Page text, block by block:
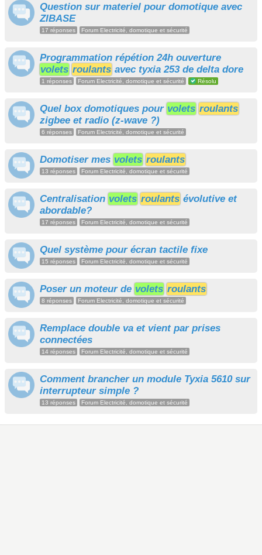
Question sur materiel pour domotique avec
ZIBASE
17 réponses Forum Electricité, domotique et sécurité
Programmation répétion 24h ouverture
volets roulants avec tyxia 253 de delta dore
1 réponses Forum Electricité, domotique et sécurité Résolu
Quel box domotiques pour volets roulants
zigbee et radio (z-wave ?)
6 réponses Forum Electricité, domotique et sécurité
Domotiser mes volets roulants
13 réponses Forum Electricité, domotique et sécurité
Centralisation volets roulants évolutive et
abordable?
17 réponses Forum Electricité, domotique et sécurité
Quel système pour écran tactile fixe
15 réponses Forum Electricité, domotique et sécurité
Poser un moteur de volets roulants
8 réponses Forum Electricité, domotique et sécurité
Remplace double va et vient par prises
connectées
14 réponses Forum Electricité, domotique et sécurité
Comment brancher un module Tyxia 5610 sur
interrupteur simple ?
13 réponses Forum Electricité, domotique et sécurité